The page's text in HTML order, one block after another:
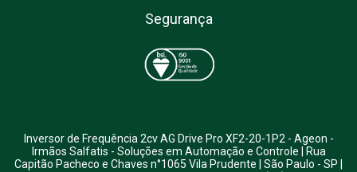
Segurança
Inversor de Frequência 2cv AG Drive Pro XF2-20-1P2 - Ageon -
Irmãos Salfatis - Soluções em Automação e Controle | Rua
Capitão Pacheco e Chaves n°1065 Vila Prudente | São Paulo - SP |